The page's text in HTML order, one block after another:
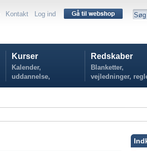
Kontakt Log ind
Kurser
Kalender,
uddannelse,
tilmelding...
Redskaber
Blanketter,
vejledninger,
politikker...